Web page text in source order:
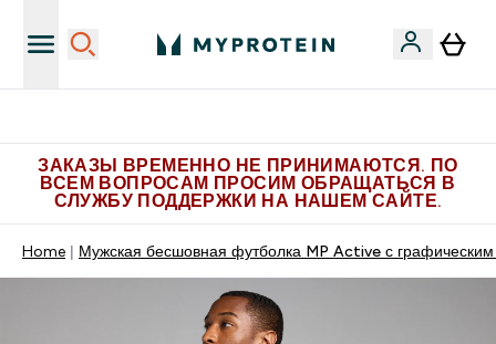
ЗАКАЗЫ ВРЕМЕННО НЕ ПРИНИМАЮТСЯ. ПО
ВСЕМ ВОПРОСАМ ПРОСИМ ОБРАЩАТЬСЯ В
СЛУЖБУ ПОДДЕРЖКИ НА НАШЕМ САЙТЕ.
Home Мужская бесшовная футболка MP Active с